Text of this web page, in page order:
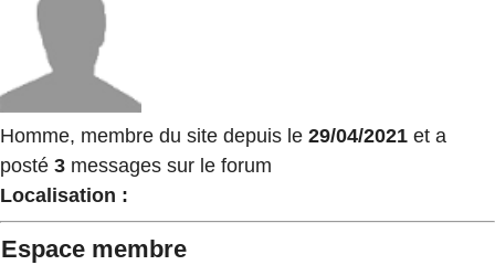
Homme, membre du site depuis le 29/04/2021 et a
posté 3 messages sur le forum
Localisation :
Espace membre